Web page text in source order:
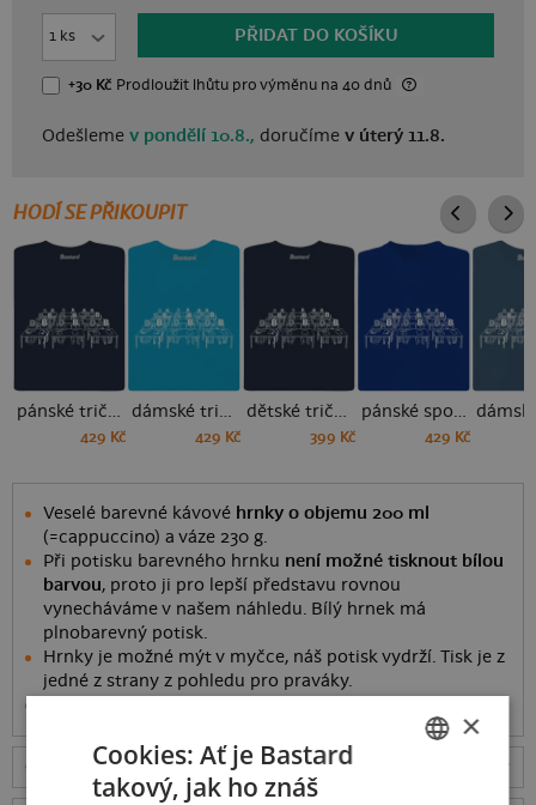
PŘIDAT DO KOŠÍKU
+30 Kč Prodloužit lhůtupro výměnu na 40 dnů
Odešlemev pondělí 10.8., doručímev úterý 11.8.
HODÍ SE PŘIKOUPIT
pánské tričko
429 Kč
dámské tričko
429 Kč
dětské tričko
399 Kč
pánské sportovní tričko
429 Kč
Veselé barevné kávové hrnky o objemu 200 ml
(=cappuccino) a váze 230 g.
Při potisku barevného hrnku není možné tisknout bílou
barvou, proto ji pro lepší představu rovnou
vynecháváme v našem náhledu. Bílý hrnek má
plnobarevný potisk.
Hrnky je možné mýt v myčce, náš potisk vydrží. Tisk je z
jedné z strany z pohledu pro praváky.
Odešleme v pondělí 10.8.,doručímev úterý 11.8.
×
Cookies: Ať je Bastard
takový, jak ho znáš